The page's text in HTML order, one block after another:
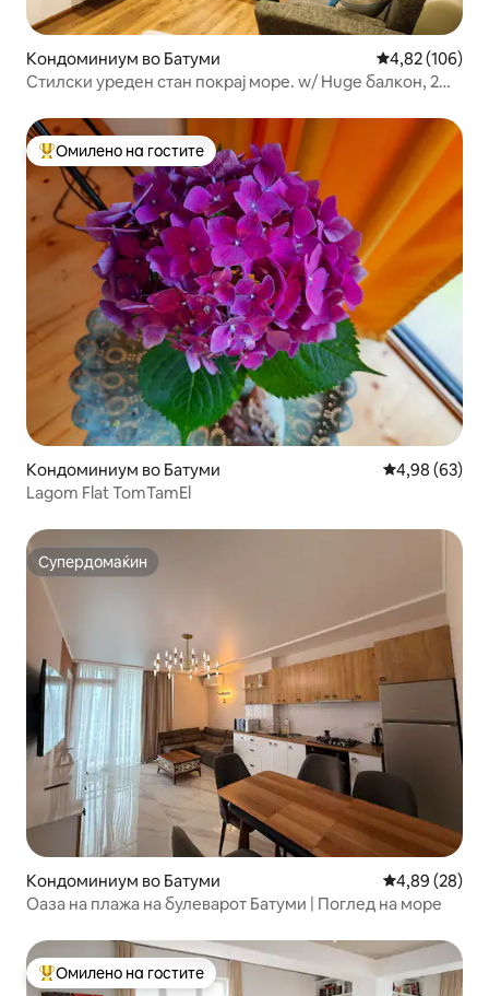
Кондоминиум во Батуми Просечна
4,82 (106)
Стилски уреден стан покрај море. w/ Huge балкон, 2
Меѓу најуспешните „Омилени на гостите“
Омилено на гостите
Кондоминиум во Батуми Просечна
4,98 (63)
Lagom Flat TomTamEl
Супердомаќин
Супердомаќин
Кондоминиум во Батуми Просечна
4,89 (28)
Оаза на плажа на булеварот Батуми | Поглед на море
Меѓу најуспешните „Омилени на гостите“
Омилено на гостите